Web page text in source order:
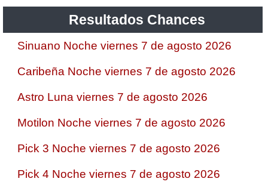
Resultados Chances
Sinuano Noche viernes 7 de agosto 2026
Caribeña Noche viernes 7 de agosto 2026
Astro Luna viernes 7 de agosto 2026
Motilon Noche viernes 7 de agosto 2026
Pick 3 Noche viernes 7 de agosto 2026
Pick 4 Noche viernes 7 de agosto 2026